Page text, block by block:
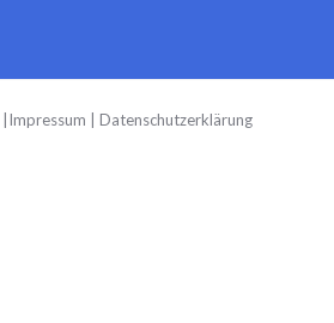
Impressum Datenschutzerklärung